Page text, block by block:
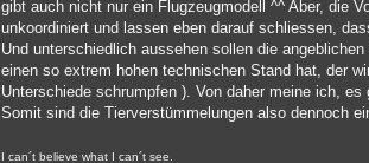
gibt auch nicht nur ein Flugzeugmodell ^^ Aber, die
unkoordiniert und lassen eben darauf schliessen,
Und unterschiedlich aussehen sollen die
einen so extrem hohen technischen Stand hat, der
Unterschiede schrumpfen ). Von daher meine ich,
Somit sind die Tierverstümmelungen also dennoch
I can´t believe what I can´t see.